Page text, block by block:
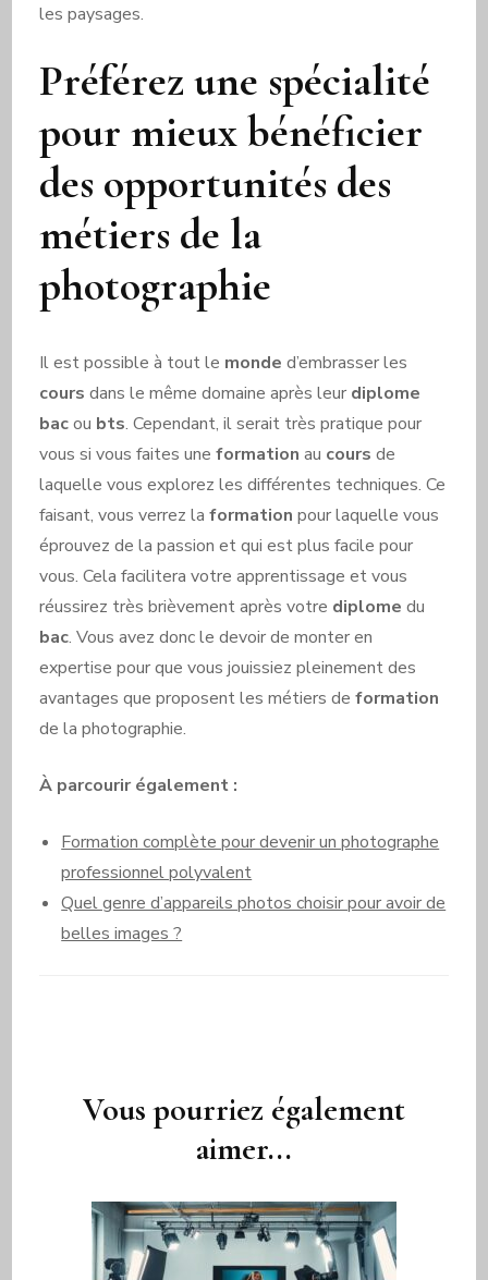
les paysages.
Préférez une spécialité
pour mieux bénéficier
des opportunités des
métiers de la
photographie
Il est possible à tout le monde d’embrasser les
cours dans le même domaine après leur diplome
bacou bts. Cependant, il serait très pratique pour
vous si vous faites uneformation au cours de
laquelle vous explorez les différentes techniques. Ce
faisant, vous verrez laformation pour laquelle vous
éprouvez de la passion et qui est plus facile pour
vous. Cela facilitera votre apprentissage et vous
réussirez très brièvement après votre diplome du
bac. Vous avez donc le devoir de monter en
expertise pour que vous jouissiez pleinement des
avantages que proposent les métiers deformation
de la photographie.
À parcourir également :
Formation complète pour devenir un photographe
professionnel polyvalent
Quel genre d’appareils photos choisir pour avoir de
belles images ?
Vous pourriez également
aimer...